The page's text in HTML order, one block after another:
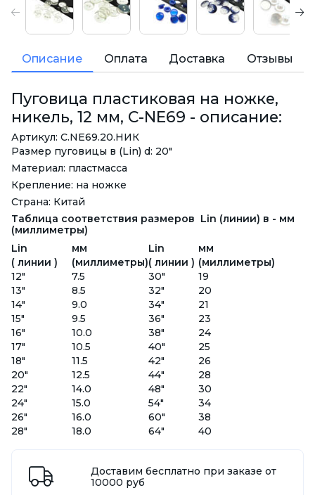
Описание Оплата Доставка Отзывы
Пуговица пластиковая на ножке,
никель, 12 мм, C-NE69 - описание:
Артикул: C.NE69.20.НИК
Размер пуговицы в (Lin) d: 20"
Материал: пластмасса
Крепление: на ножке
Страна: Китай
Таблица соответствия размеров Lin (линии) в - мм
(миллиметры)
Lin
мм Lin
мм
( линии )
(миллиметры)( линии ) (миллиметры)
12"
7.5 30"
19
13"
8.5 32"
20
14"
9.0 34"
21
15"
9.5 36"
23
16"
10.0 38"
24
17"
10.5 40"
25
18"
11.5 42"
26
20"
12.5 44"
28
22"
14.0 48"
30
24"
15.0 54"
34
26"
16.0 60"
38
28"
18.0 64" 40
Доставим бесплатно при заказе от
10000 руб